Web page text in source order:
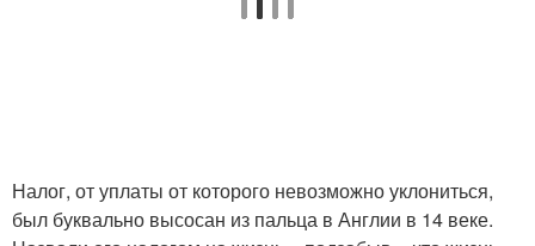
Налог, от уплаты от которого невозможно уклониться,
был буквально высосан из пальца в Англии в 14 веке.